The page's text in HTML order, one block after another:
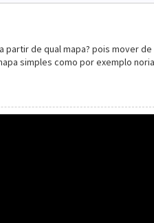
de qual mapa? pois mover
simples como por exemplo